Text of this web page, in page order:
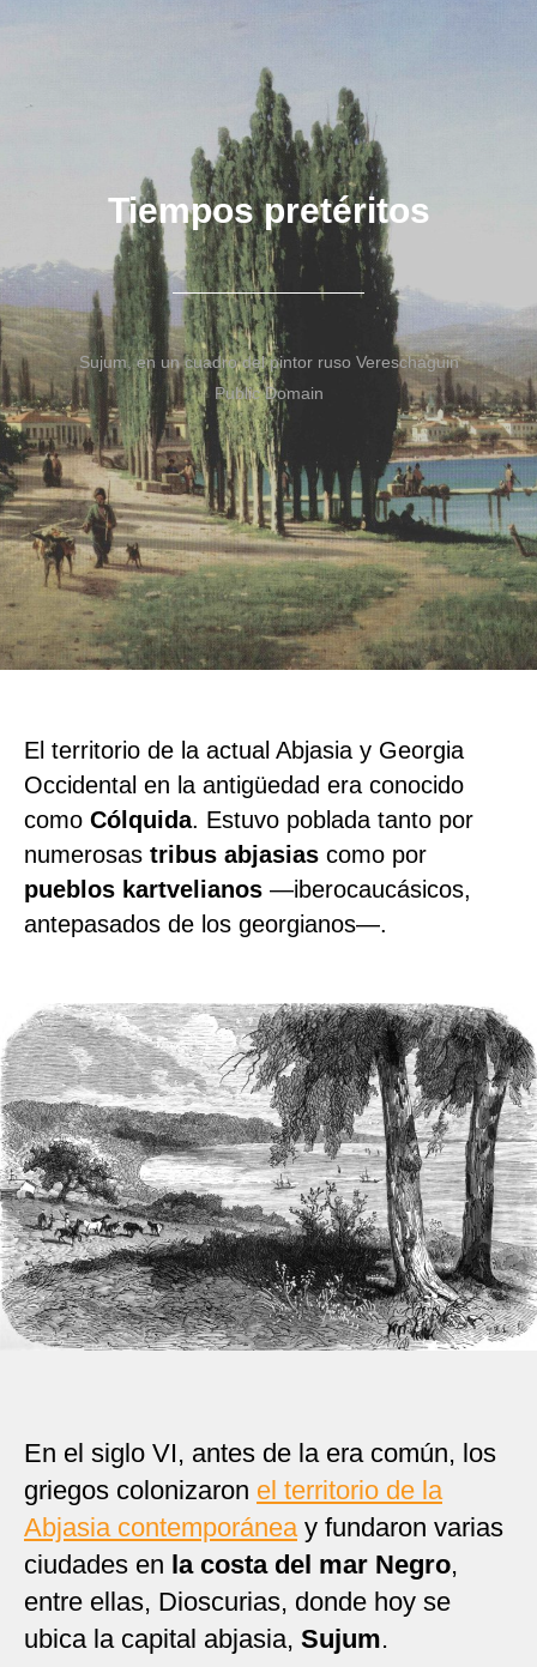
Tiempos pretéritos
Sujum, en un cuadro del pintor ruso Vereschaguin
Public Domain
El territorio de la actual Abjasia y Georgia
Occidental en la antigüedad era conocido
como Cólquida. Estuvo poblada tanto por
numerosas tribus abjasias como por
pueblos kartvelianos —iberocaucásicos,
antepasados de los georgianos—.
En el siglo VI, antes de la era común, los
griegos colonizaron el territorio de la
Abjasia contemporáneay fundaron varias
ciudades en la costa del mar Negro,
entre ellas, Dioscurias, donde hoy se
ubica la capital abjasia, Sujum.